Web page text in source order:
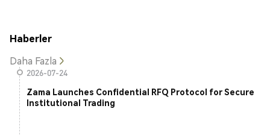
Haberler
Daha Fazla
2026-07-24
Zama Launches Confidential RFQ Protocol for Secure
Institutional Trading